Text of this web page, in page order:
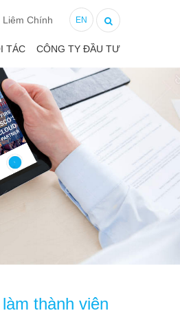
Chính EN
TÁC CÔNG TY ĐẦU TƯ
thành viên